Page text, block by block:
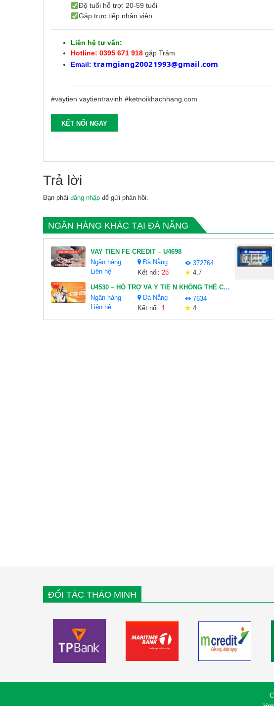
Độ tuổi hỗ trợ: 20-59 tuổi
Gặp trực tiếp nhân viên
Liên hệ tư vấn:
Hotline: 0395 671 918 gặp Trâm
Email: tramgiang20021993@gmail.com
#vaytien vaytientravinh #ketnoikhachhang.com
KẾT NỐI NGAY
Trả lời
Bạn phải đăng nhập để gửi phản hồi.
NGÂN HÀNG KHÁC TẠI ĐÀ NẴNG
VAY TIỀN FE CREDIT – U4698
Ngân hàng
Đà Nẵng
372764
Liên hệ
Kết nối: 28 4.7
U4530 – HỖ TRỢ VA Y TIỀ N KHÔNG THẾ CHẤ P
Ngân hàng
Đà Nẵng
7634
Liên hệ
Kết nối: 1 4
ĐỐI TÁC THẢO MINH